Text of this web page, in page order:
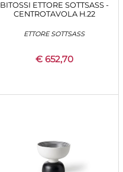
BITOSSI ETTORE SOTTSASS -
CENTROTAVOLA H.22
ETTORE SOTTSASS
€ 652,70